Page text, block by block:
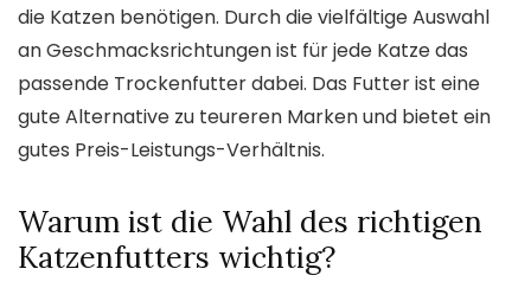
die Katzen benötigen. Durch die vielfältige Auswahl
an Geschmacksrichtungen ist für jede Katze das
passende Trockenfutter dabei. Das Futter ist eine
gute Alternative zu teureren Marken und bietet ein
gutes Preis-Leistungs-Verhältnis.
Warum ist die Wahl des richtigen
Katzenfutters wichtig?